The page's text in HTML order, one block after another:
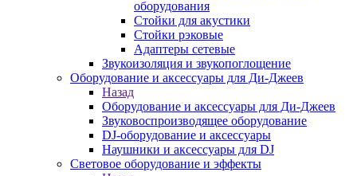
оборудования
Стойки для акустики
Стойки рэковые
Адаптеры сетевые
Звукоизоляция и звукопоглощение
Оборудование и аксессуары для Ди-Джеев
Назад
Оборудование и аксессуары для Ди-Джеев
Звуковоспроизводящее оборудование
DJ-оборудование и аксессуары
Наушники и аксессуары для DJ
Световое оборудование и эффекты